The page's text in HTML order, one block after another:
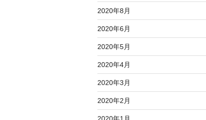
2020年8月
2020年6月
2020年5月
2020年4月
2020年3月
2020年2月
2020年1月